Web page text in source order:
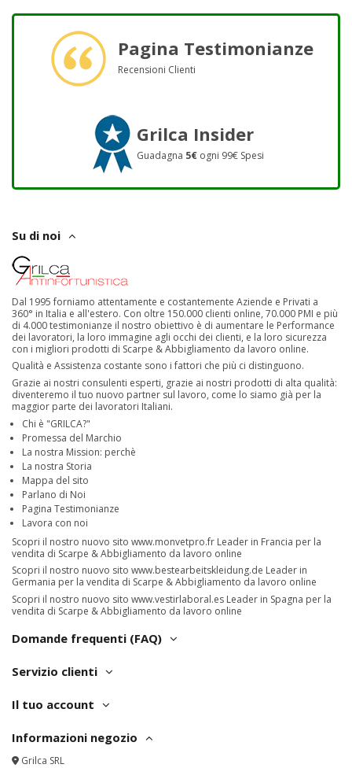
Pagina Testimonianze
Recensioni Clienti
Grilca Insider
Guadagna 5€ ogni 99€ Spesi
Su di noi
Dal 1995 forniamo attentamente e costantemente Aziende e Privati a
360° in Italia e all'estero. Con oltre 150.000 clienti online, 70.000 PMI e più
di 4.000 testimonianze il nostro obiettivo è di aumentare le Performance
dei lavoratori, la loro immagine agli occhi dei clienti, e la loro sicurezza
con i migliori prodotti di Scarpe & Abbigliamento da lavoro online.
Qualità e Assistenza costante sono i fattori che più ci distinguono.
Grazie ai nostri consulenti esperti, grazie ai nostri prodotti di alta qualità:
diventeremo il tuo nuovo partner sul lavoro, come lo siamo già per la
maggior parte dei lavoratori Italiani.
Chi è "GRILCA?"
Promessa del Marchio
La nostra Mission: perchè
La nostra Storia
Mappa del sito
Parlano di Noi
Pagina Testimonianze
Lavora con noi
Scopri il nostro nuovo sito www.monvetpro.fr Leader in Francia per la
vendita di Scarpe & Abbigliamento da lavoro online
Scopri il nostro nuovo sito www.bestearbeitskleidung.de Leader in
Germania per la vendita di Scarpe & Abbigliamento da lavoro online
Scopri il nostro nuovo sito www.vestirlaboral.es Leader in Spagna per la
vendita di Scarpe & Abbigliamento da lavoro online
Domande frequenti (FAQ)
Servizio clienti
Il tuo account
Informazioni negozio
Grilca SRL